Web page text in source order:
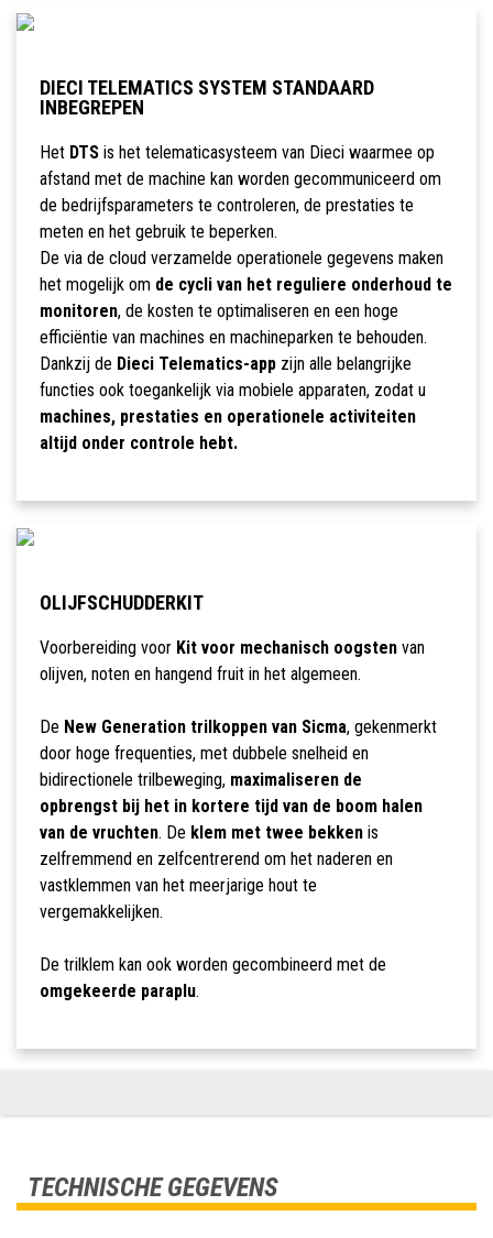
DIECI TELEMATICS SYSTEM STANDAARD
INBEGREPEN
Het DTSis het telematicasysteem van Dieci waarmee op
afstand met de machine kan worden gecommuniceerd om
de bedrijfsparameters te controleren, de prestaties te
meten en het gebruik te beperken.
De via de cloud verzamelde operationele gegevens maken
het mogelijk om de cycli van het reguliere onderhoud te
monitoren, de kosten te optimaliseren en een hoge
efficiëntie van machines en machineparken te behouden.
Dankzij de Dieci Telematics-appzijn alle belangrijke
functies ook toegankelijk via mobiele apparaten, zodat u
machines, prestaties en operationele activiteiten
altijd onder controle hebt.
OLIJFSCHUDDERKIT
Voorbereiding voor Kit voor mechanisch oogstenvan
olijven, noten en hangend fruit in het algemeen.
De New Generation trilkoppen van Sicma, gekenmerkt
door hoge frequenties, met dubbele snelheid en
bidirectionele trilbeweging, maximaliseren de
opbrengst bij het in kortere tijd van de boom halen
van de vruchten. De klem met twee bekkenis
zelfremmend en zelfcentrerend om het naderen en
vastklemmen van het meerjarige hout te
vergemakkelijken.
De trilklem kan ook worden gecombineerd met de
omgekeerde paraplu.
TECHNISCHE GEGEVENS